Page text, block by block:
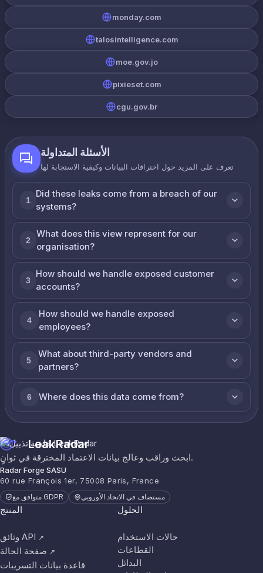
monday.com
talosintelligence.com
moe.gov.jo
pixieset.com
cgu.gov.br
الأسئلة المتداولة
تعرف على المزيد حول اختراقات البيانات وكيفية الاستجابة لها
1
Did these leaks come from a breach of our
systems?
2
What does this view represent for our
organisation?
3
How should we handle exposed customer
accounts?
4
How should we handle exposed
employees?
5
What about third-party vendors and
partners?
6 Where does this data come from?
LeakRadar
ابحث وراقب وعالج بيانات الاعتماد المخترقة في ثوانٍ.
Radar Forge SASU
60 rue François 1er, 75008 Paris, France
متوافق مع GDPR مستضاف في الاتحاد الأوروبي
المنتج
وثائق API ↗
صفحة الحالة ↗
قاعدة بيانات التسريبات
الحلول
حالات الاستخدام
القطاعات
البدائل